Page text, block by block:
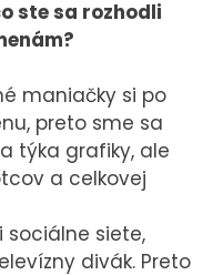
ste sa rozhodli
maniačky si po
preto sme sa
týka grafiky, ale
a celkovej
sociálne siete,
divák. Preto